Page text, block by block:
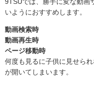
9TSUでは、勝手に変な動画
いようにおすすめします。
動画検索時
動画再生時
ページ移動時
何度も見るに子供に見せら
が開いてしまいます。